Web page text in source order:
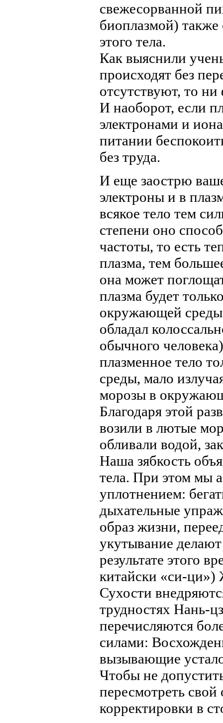
свежесорванной
биоплазмой)
этого тела.
Как выяснили
происходят без
отсутствуют, то
И наоборот, если
электронами и
питании
без труда.
И еще заострю
электроны и в
всякое тело тем
степени оно
частоты, то есть
плазма, тем
она может
плазма будет
окружающей среды
обладал
обычного
плазменное тело
среды, мало
морозы в
Благодаря этой
возили в лютые
обливали водой,
Наша зябкость
тела. При этом мы
уплотнением:
дыхательные
образ жизни,
укутывание
результате этого
китайски «си-
Сухости
трудностях Нань-
перечисляются
силами:
вызывающие
Чтобы не
пересмотреть
корректировки в